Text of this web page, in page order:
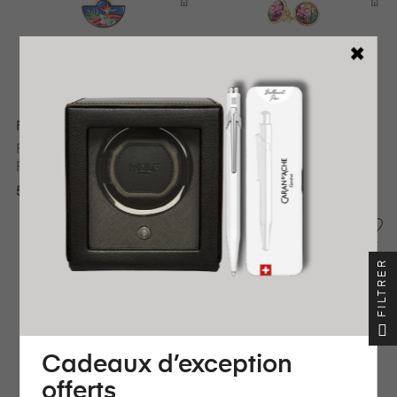
Freywille
FREYWILLE PENDENTIF
PETITE DEMI-LUNE
HOMMAGE À FRIDA
KAHLO VIVA LA VIDA
525,00 €
Freywille
D’OREILLES CABOCHON
HOMMAGE À CLAUDE
MONET THE BRIDGE
EXPÉDIÉ
24H
EXPÉDIÉ
24H
Cadeaux d’exception
offerts
FILTRER